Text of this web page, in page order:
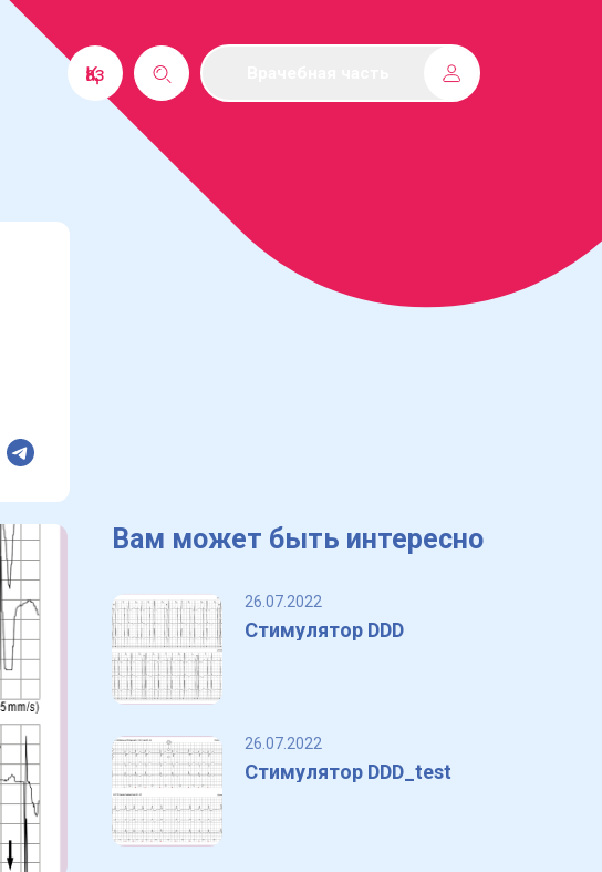
Қаз
Вам может быть интересно
26.07.2022
Стимулятор DDD
26.07.2022
Стимулятор DDD_test